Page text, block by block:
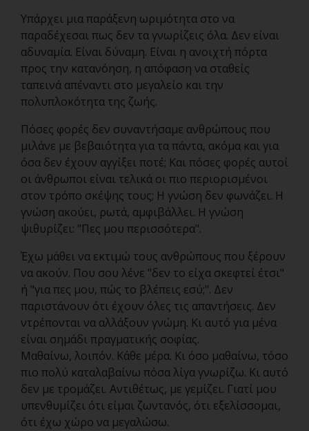
Υπάρχει μια παράξενη ωριμότητα στο να
παραδέχεσαι πως δεν τα γνωρίζεις όλα. Δεν είναι
αδυναμία. Είναι δύναμη. Είναι η ανοιχτή πόρτα
προς την κατανόηση, η απόφαση να σταθείς
ταπεινά απέναντι στο μεγαλείο και την
πολυπλοκότητα της ζωής.
Πόσες φορές δεν συναντήσαμε ανθρώπους που
μιλάνε με βεβαιότητα για τα πάντα, ακόμα και για
όσα δεν έχουν αγγίξει ποτέ; Και πόσες φορές αυτοί
οι άνθρωποι είναι τελικά οι πιο περιορισμένοι
στον τρόπο σκέψης τους; Η γνώση δεν φωνάζει. Η
γνώση ακούει, ρωτά, αμφιβάλλει. Η γνώση
ψιθυρίζει: "Πες μου περισσότερα".
Έχω μάθει να εκτιμώ τους ανθρώπους που ξέρουν
να ακούν. Που σου λένε "δεν το είχα σκεφτεί έτσι"
ή "για πες μου, πώς το βλέπεις εσύ;". Δεν
παριστάνουν ότι έχουν όλες τις απαντήσεις. Δεν
ντρέπονται να αλλάξουν γνώμη. Κι αυτό για μένα
είναι σημάδι πραγματικής σοφίας.
Μαθαίνω, λοιπόν. Κάθε μέρα. Κι όσο μαθαίνω, τόσο
πιο πολύ καταλαβαίνω πόσα λίγα γνωρίζω. Κι αυτό
δεν με τρομάζει. Αντιθέτως, με γεμίζει. Γιατί μου
υπενθυμίζει ότι είμαι ζωντανός, ότι εξελίσσομαι,
ότι έχω χώρο να μεγαλώσω.